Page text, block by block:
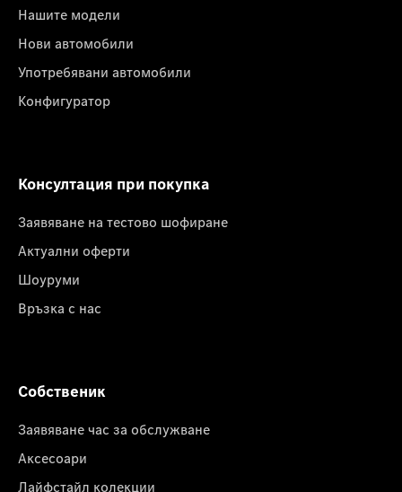
Нашите модели
Нови автомобили
Употребявани автомобили
Конфигуратор
Консултация при покупка
Заявяване на тестово шофиране
Актуални оферти
Шоуруми
Връзка с нас
Собственик
Заявяване час за обслужване
Аксесоари
Лайфстайл колекции